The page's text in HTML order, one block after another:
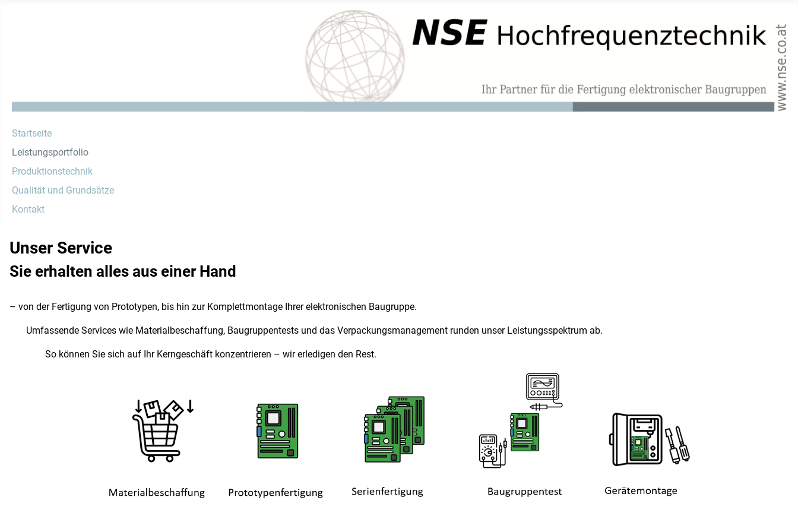
Startseite
Leistungsportfolio
Produktionstechnik
Qualität und Grundsätze
Kontakt
Unser Service
Sie erhalten alles aus einer Hand
– von der Fertigung von Prototypen, bis hin zur Komplettmontage Ihrer elektronischen Baugruppe.
Umfassende Services wie Materialbeschaffung, Baugruppentests und das Verpackungsmanagement runden unser Leistungsspektrum ab.
So können Sie sich auf Ihr Kerngeschäft konzentrieren – wir erledigen den Rest.